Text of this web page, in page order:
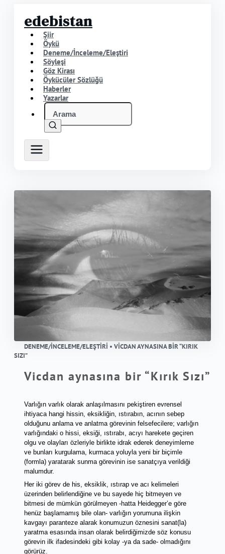
edebistan
Şiir
Öykü
Deneme/İnceleme/Eleştiri
Söyleşi
Göz Kirası
Öykücüler Sözlüğü
Haberler
Yazarlar
DENEME/İNCELEME/ELEŞTIRI • VICDAN AYNASINA BIR “KIRIK
SIZI”
Vicdan aynasına bir “Kırık Sızı”
Varlığın varlık olarak anlaşılmasını pekiştiren evrensel
ihtiyaca hangi hissin, eksikliğin, ıstırabın, acının sebep
olduğunu anlama ve anlatma görevinin felsefecilere; varlığın
varlığındaki o hissi, eksiği, ıstırabı, acıyı harekete geçiren
olgu ve olayları özleriyle birlikte idrak ederek deneyimleme
ve bunları kurgulama, kurmaca yoluyla yeni bir biçimle
(formla) yaratarak sunma görevinin ise sanatçıya verildiği
malumdur.
Her iki görev de his, eksiklik, ıstırap ve acı kelimeleri
üzerinden belirlendiğine ve bu sayede hiç bitmeyen ve
bitmesi de mümkün görülmeyen -hatta Heidegger’e göre
henüz başlamamış bile olan- varlığın yorumuna ilişkin
kavgayı paranteze alarak konumuzun öznesini sanat(la)
yaratma esasında insan olarak belirdiğimizde söz konusu
görevin ilk ifadesindeki gibi kolay -ya da sade- olmadığını
görürüz.